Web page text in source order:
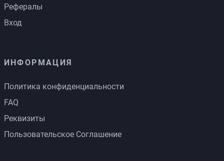
Рефералы
Вход
ИНФОРМАЦИЯ
Политика конфиденциальности
FAQ
Реквизиты
Пользовательское Соглашение